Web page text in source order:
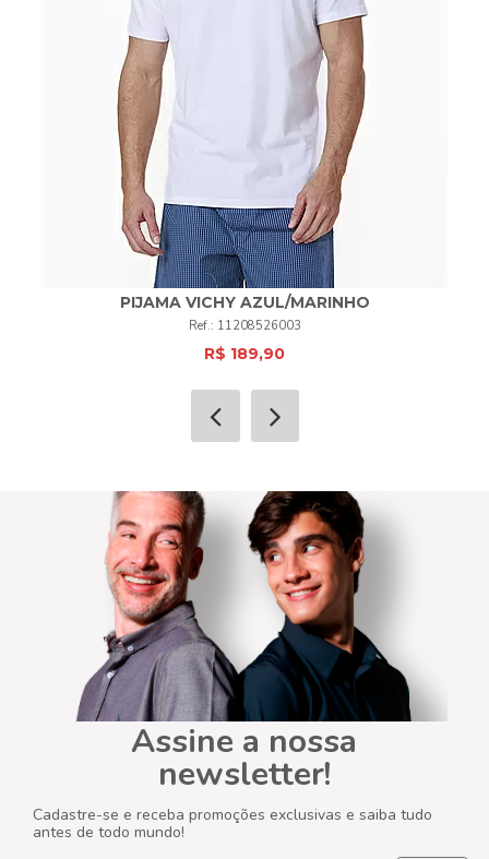
PIJAMA VICHY AZUL/MARINHO
11208526003
R$ 189,90
Assine a nossa
newsletter!
Cadastre-se e receba promoções exclusivas e saiba tudo
antes de todo mundo!